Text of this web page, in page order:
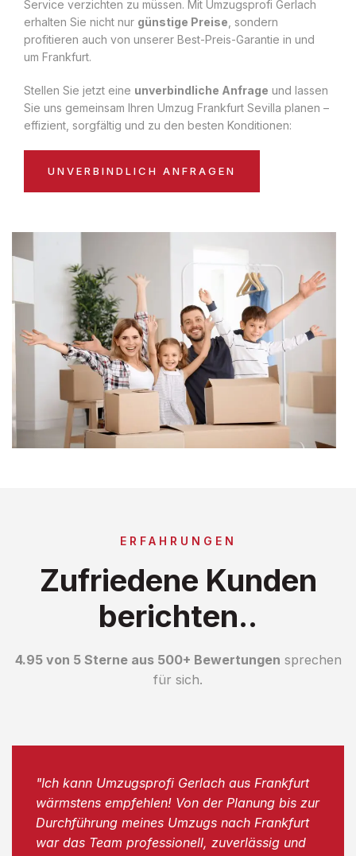
Service verzichten zu müssen. Mit Umzugsprofi Gerlach
erhalten Sie nicht nur günstige Preise , sondern
profitieren auch von unserer Best-Preis-Garantie in und
um Frankfurt.
Stellen Sie jetzt eine unverbindliche Anfrage und lassen
Sie uns gemeinsam Ihren Umzug Frankfurt Sevilla planen –
effizient, sorgfältig und zu den besten Konditionen:
UNVERBINDLICH ANFRAGEN
ERFAHRUNGEN
Zufriedene Kunden
berichten..
4.95 von 5 Sterne aus 500+ Bewertungen sprechen
für sich.
"Ich kann Umzugsprofi Gerlach aus Frankfurt
wärmstens empfehlen! Von der Planung bis zur
Durchführung meines Umzugs nach Frankfurt
war das Team professionell, zuverlässig und